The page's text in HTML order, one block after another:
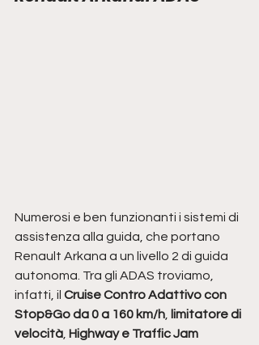
Numerosi e ben funzionanti i sistemi di
assistenza alla guida, che portano
Renault Arkana a un livello 2 di guida
autonoma. Tra gli ADAS troviamo,
infatti, il Cruise Contro Adattivo con
Stop&Go da 0 a 160 km/h
limitatore di
velocità Highway e Traffic Jam